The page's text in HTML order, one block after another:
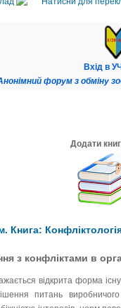
Вхід в
форум з обміну
Додати
Книга:
з конфліктами в
відкрита форма
питань